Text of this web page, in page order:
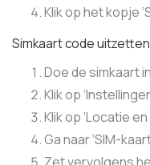
Klik op het kopje
Simkaart code
Doe de simkaart
Klik op
Klik op ‘Locatie
Ga naar ‘SIM-